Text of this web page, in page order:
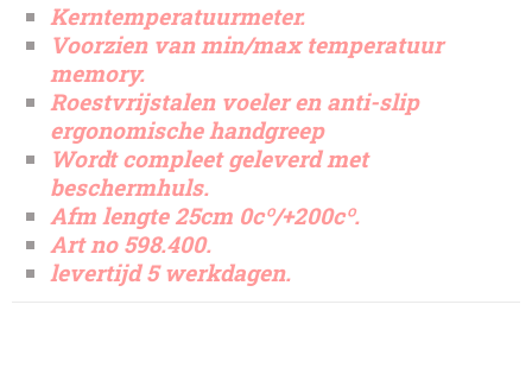
Kerntemperatuurmeter.
Voorzien van min/max temperatuur
memory.
Roestvrijstalen voeler en anti-slip
ergonomische handgreep
Wordt compleet geleverd met
beschermhuls.
Afm lengte 25cm 0cº/+200cº.
Art no 598.400.
levertijd 5 werkdagen.